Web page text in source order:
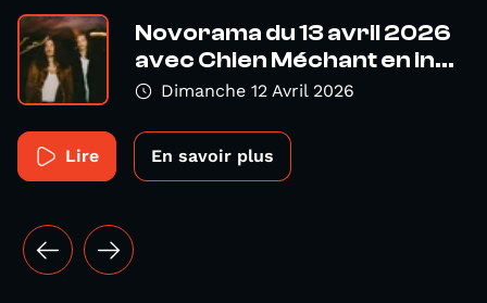
Novorama du 13 avril 2026
avec Chien Méchant en in...
Dimanche 12 Avril 2026
Lire En savoir plus